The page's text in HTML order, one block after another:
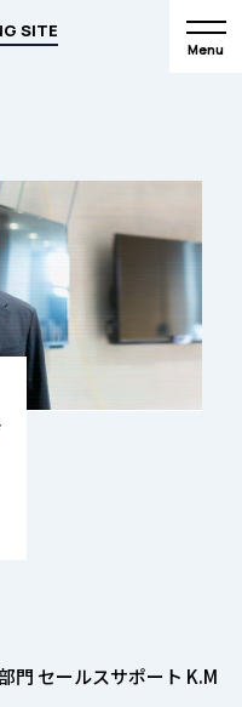
コム
SITE
Menu
門 セールスサポート K.M